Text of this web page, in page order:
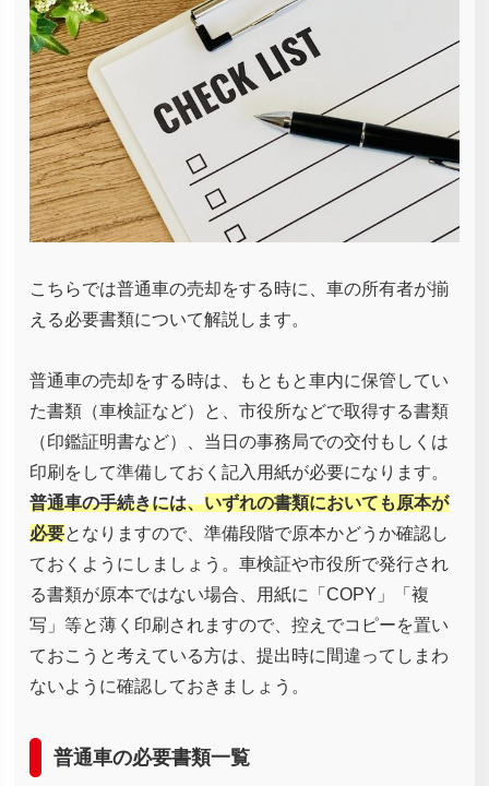
こちらでは普通車の売却をする時に、車の所有者が揃
える必要書類について解説します。
普通車の売却をする時は、もともと車内に保管してい
た書類（車検証など）と、市役所などで取得する書類
（印鑑証明書など）、当日の事務局での交付もしくは
印刷をして準備しておく記入用紙が必要になります。
普通車の手続きには、いずれの書類においても原本が
必要となりますので、準備段階で原本かどうか確認し
ておくようにしましょう。車検証や市役所で発行され
る書類が原本ではない場合、用紙に「COPY」「複
写」等と薄く印刷されますので、控えでコピーを置い
ておこうと考えている方は、提出時に間違ってしまわ
ないように確認しておきましょう。
普通車の必要書類一覧